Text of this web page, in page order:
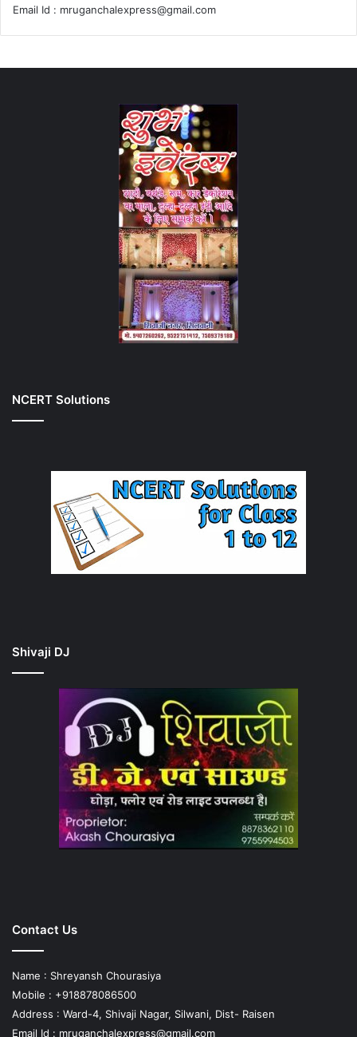
Email Id : mruganchalexpress@gmail.com
NCERT Solutions
Shivaji DJ
Contact Us
Name : Shreyansh Chourasiya
Mobile : +918878086500
Address : Ward-4, Shivaji Nagar, Silwani, Dist- Raisen
Email Id : mruganchalexpress@gmail.com